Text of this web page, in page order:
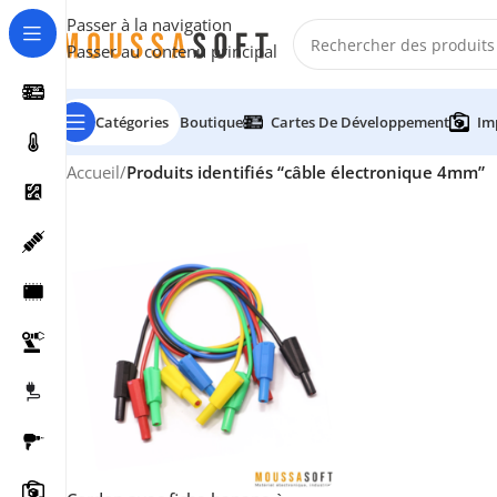
Passer à la navigation
Passer au contenu principal
Catégories Boutique Cartes De Développement
Accueil/Produits identifiés “câble électronique 4mm”